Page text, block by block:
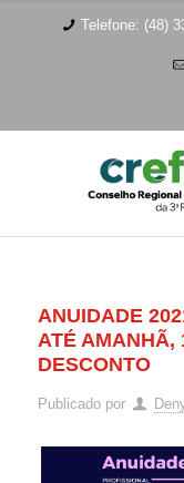
Telefone: (48)
ANUIDADE
ATÉ AMANHÃ,
DESCONTO
Publicado por